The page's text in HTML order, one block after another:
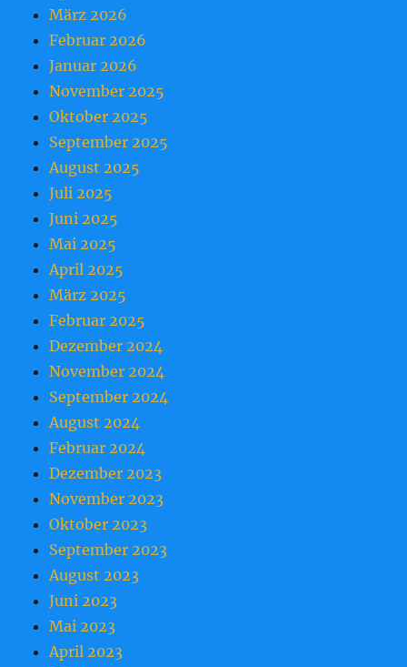
März 2026
Februar 2026
Januar 2026
November 2025
Oktober 2025
September 2025
August 2025
Juli 2025
Juni 2025
Mai 2025
April 2025
März 2025
Februar 2025
Dezember 2024
November 2024
September 2024
August 2024
Februar 2024
Dezember 2023
November 2023
Oktober 2023
September 2023
August 2023
Juni 2023
Mai 2023
April 2023